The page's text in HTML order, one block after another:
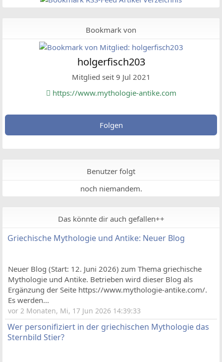
Bookmark von
holgerfisch203
Mitglied seit 9 Jul 2021
https://www.mythologie-antike.com
Folgen
Benutzer folgt
noch niemandem.
Das könnte dir auch gefallen++
Griechische Mythologie und Antike: Neuer Blog
Neuer Blog (Start: 12. Juni 2026) zum Thema griechische
Mythologie und Antike. Betrieben wird dieser Blog als
Ergänzung der Seite https://www.mythologie-antike.com/.
Es werden...
vor 2 Monaten, Mi, 17 Jun 2026 14:39:33
Wer personifiziert in der griechischen Mythologie das
Sternbild Stier?